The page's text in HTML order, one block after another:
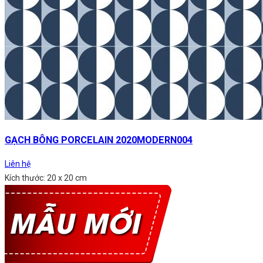
GẠCH BÔNG PORCELAIN 2020MODERN004
Liên hệ
Kích thước: 20 x 20 cm